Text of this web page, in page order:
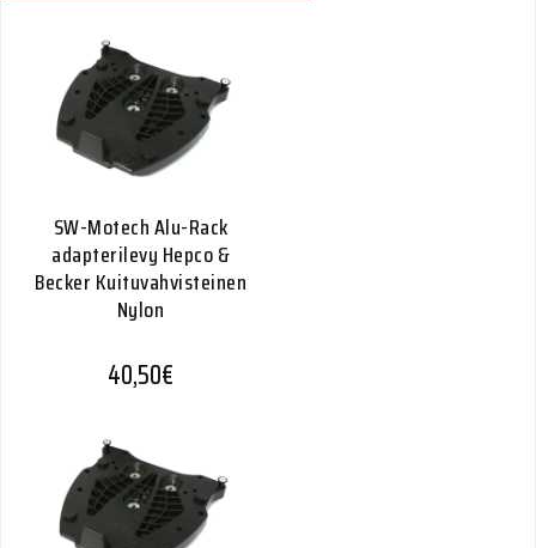
SW-Motech Alu-Rack
adapterilevy Hepco &
Becker Kuituvahvisteinen
Nylon
40,50€